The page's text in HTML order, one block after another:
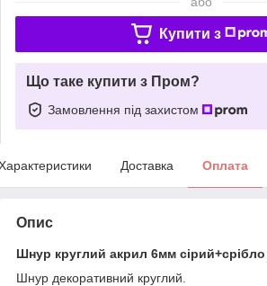
Купити з
Що таке купити з Пром?
Замовлення під захистом
Доставка Оплата
Опис
Шнур круглий акрил 6мм
Шнур декоративний круглий.